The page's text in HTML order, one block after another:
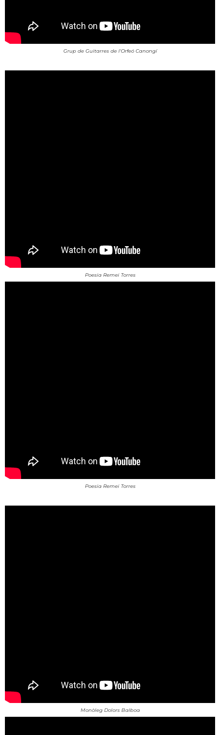
Grup de Guitarres de l'Orfeó Canongí
Poesia Remei Torres
Poesia Remei Torres
Monòleg Dolors Balboa